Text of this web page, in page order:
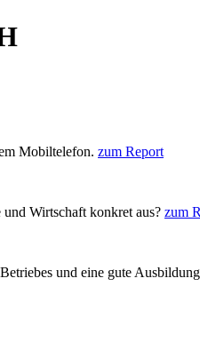
Mobiltelefon. zum Report
Wirtschaft konkret aus? zum
und eine gute